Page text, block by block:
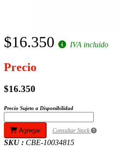
$16.350 IVA incluido
Precio
$16.350
Precio Sujeto a Disponibilidad
Agregar Consultar Stock
SKU : CBE-10034815